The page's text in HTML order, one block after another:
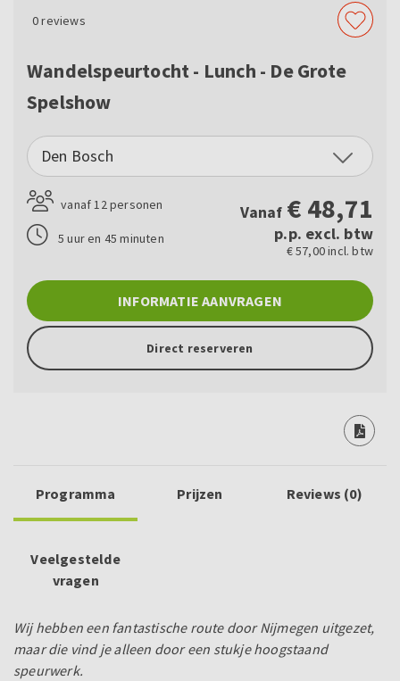
0reviews
Wandelspeurtocht - Lunch - De Grote
Spelshow
Den Bosch
vanaf 12 personen
5 uur en 45 minuten
Vanaf € 48,71
p.p. excl. btw
€ 57,00 incl. btw
INFORMATIE AANVRAGEN
Direct reserveren
Programma Prijzen Reviews (0)
Veelgestelde
vragen
Wij hebben een fantastische route door Nijmegen uitgezet,
maar die vind je alleen door een stukje hoogstaand
speurwerk.